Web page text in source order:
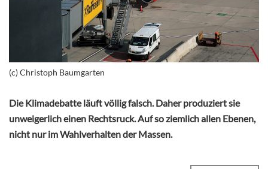
(c) Christoph Baumgarten
Die Klimadebatte läuft völlig falsch. Daher produziert sie
unweigerlich einen Rechtsruck. Auf so ziemlich allen Ebenen,
nicht nur im Wahlverhalten der Massen.